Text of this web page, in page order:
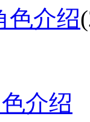
色介绍
介绍